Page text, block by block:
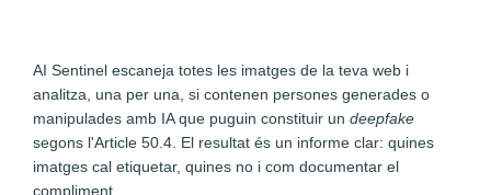
AI Sentinel escaneja totes les imatges de la teva web i
analitza, una per una, si contenen persones generades o
manipulades amb IA que puguin constituir un deepfake
segons l'Article 50.4. El resultat és un informe clar: quines
imatges cal etiquetar, quines no i com documentar el
compliment.